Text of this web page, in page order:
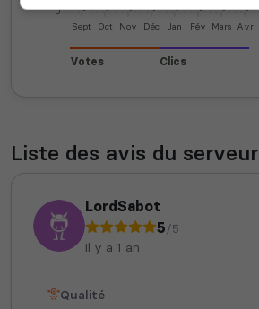
0
Sept Oct Nov Déc Jan Fév Mars Avr
Votes Clics
Liste des avis du serveur
LordSabot
5/5
il y a 1 an
Qualité